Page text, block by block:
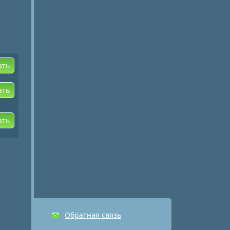
Обратная связь